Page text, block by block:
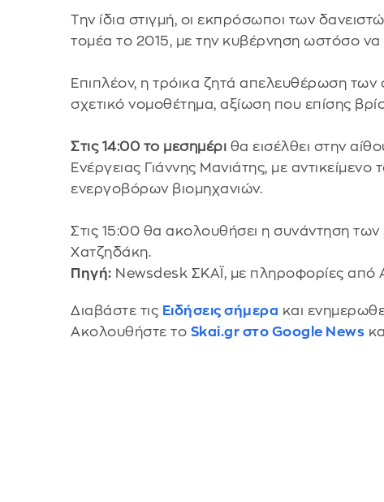
Την ίδια στιγμή, οι εκπρόσωποι των
τομέα το 2015, με την κυβέρνηση ωστόσο να
Επιπλέον, η τρόικα ζητά απελευθέρωση
σχετικό νομοθέτημα, αξίωση που επίσης
Στις 14:00 το μεσημέρι θα εισέλθει στην
Ενέργειας Γιάννης Μανιάτης, με
ενεργοβόρων βιομηχανιών.
Στις 15:00 θα ακολουθήσει η συνάντηση
Χατζηδάκη.
Πηγή: Newsdesk ΣΚΑΪ, με πληροφορίες
Διαβάστε τις Ειδήσεις σήμερα και
Ακολουθήστε το Skai.gr στο Google News